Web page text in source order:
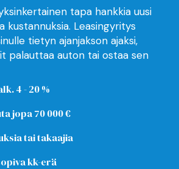
tapa hankkia uusi
kustannuksia. Leasingyritys
tietyn ajanjakson ajaksi,
palauttaa auton tai ostaa sen
4 - 20 %
jopa 70 000 €
tai takaajia
kk-erä